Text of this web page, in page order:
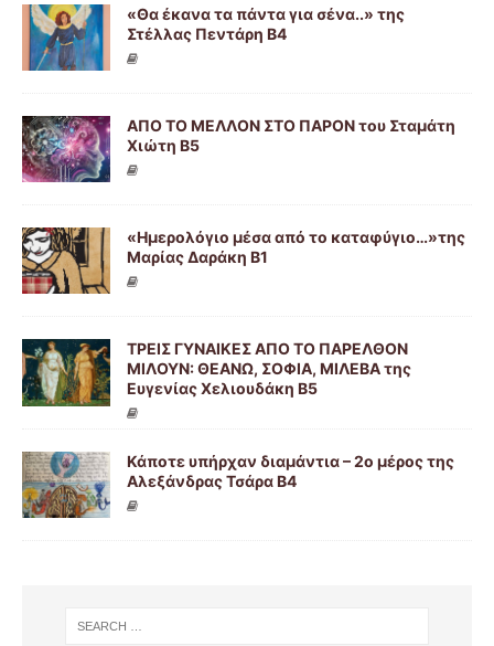
«Θα έκανα τα πάντα για σένα..» της
Στέλλας Πεντάρη Β4
ΑΠΟ ΤΟ ΜΕΛΛΟΝ ΣΤΟ ΠΑΡΟΝ του Σταμάτη
Χιώτη Β5
«Ημερολόγιο μέσα από το καταφύγιο…»της
Μαρίας Δαράκη Β1
ΤΡΕΙΣ ΓΥΝΑΙΚΕΣ ΑΠΟ ΤΟ ΠΑΡΕΛΘΟΝ
ΜΙΛΟΥΝ: ΘΕΑΝΩ, ΣΟΦΙΑ, ΜΙΛΕΒΑ της
Ευγενίας Χελιουδάκη Β5
Κάποτε υπήρχαν διαμάντια – 2ο μέρος της
Αλεξάνδρας Τσάρα Β4